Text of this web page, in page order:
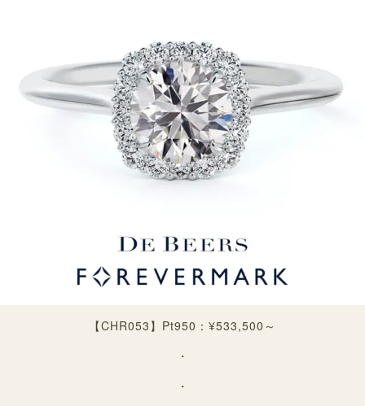
【CHR053】 Pt950：¥533,500～
・
・